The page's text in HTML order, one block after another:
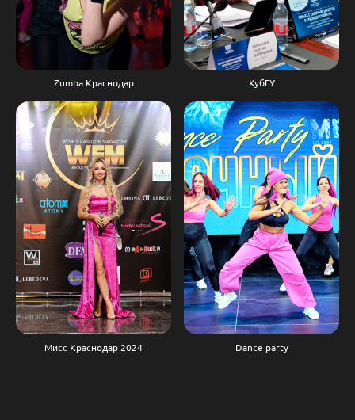
Zumba Краснодар КубГУ
Мисс Краснодар 2024 Dance party